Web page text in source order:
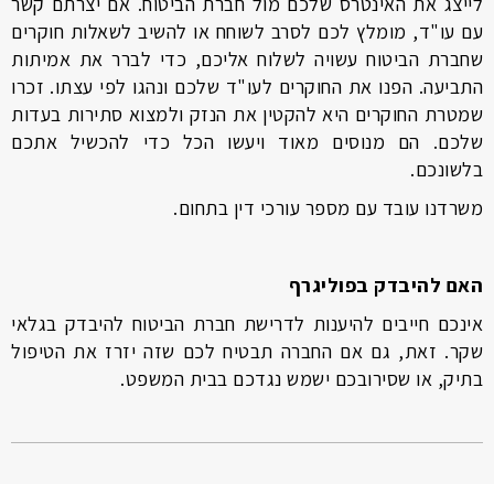
עם עו"ד, מומלץ לכם לסרב לשוחח או להשיב לשאלות חוקרים
שחברת הביטוח עשויה לשלוח אליכם, כדי לברר את אמיתות
התביעה. הפנו את החוקרים לעו"ד שלכם ונהגו לפי עצתו. זכרו
שמטרת החוקרים היא להקטין את הנזק ולמצוא סתירות בעדות
שלכם. הם מנוסים מאוד ויעשו הכל כדי להכשיל אתכם
בלשונכם.
משרדנו עובד עם מספר עורכי דין בתחום.
האם להיבדק בפוליגרף
אינכם חייבים להיענות לדרישת חברת הביטוח להיבדק בגלאי
שקר. זאת, גם אם החברה תבטיח לכם שזה יזרז את הטיפול
בתיק, או שסירובכם ישמש נגדכם בבית המשפט.